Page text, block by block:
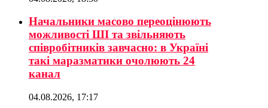
Начальники масово переоцінюють
можливості ШІ та звільняють
співробітників завчасно: в Україні
такі маразматики очолюють 24
канал
04.08.2026, 17:17